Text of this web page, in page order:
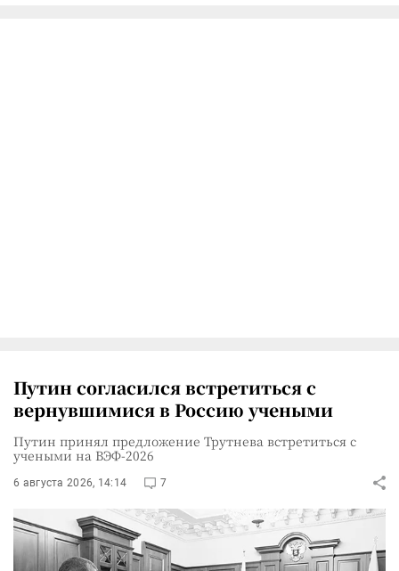
Путин согласился встретиться с
вернувшимися в Россию учеными
Путин принял предложение Трутнева встретиться с
учеными на ВЭФ-2026
6 августа 2026, 14:14 7